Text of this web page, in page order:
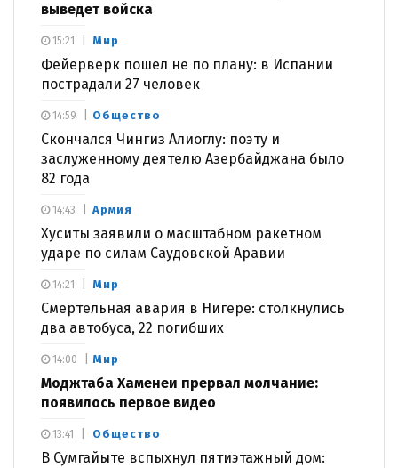
выведет войска
Мир
Фейерверк пошел не по плану: в Испании
пострадали 27 человек
15:21
Общество
Скончался Чингиз Алиоглу: поэту и
заслуженному деятелю Азербайджана было
82 года
14:59
Армия
Хуситы заявили о масштабном ракетном
ударе по силам Саудовской Аравии
14:43
Мир
Смертельная авария в Нигере: столкнулись
два автобуса, 22 погибших
14:21
Мир
Моджтаба Хаменеи прервал молчание:
появилось первое видео
14:00
Общество
В Сумгайыте вспыхнул пятиэтажный дом:
13:41